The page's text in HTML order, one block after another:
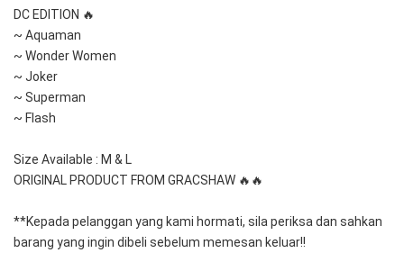
DC EDITION 🔥
~ Aquaman
~ Wonder Women
~ Joker
~ Superman
~ Flash
Size Available : M & L
ORIGINAL PRODUCT FROM GRACSHAW 🔥🔥
**Kepada pelanggan yang kami hormati, sila periksa dan sahkan
barang yang ingin dibeli sebelum memesan keluar!!